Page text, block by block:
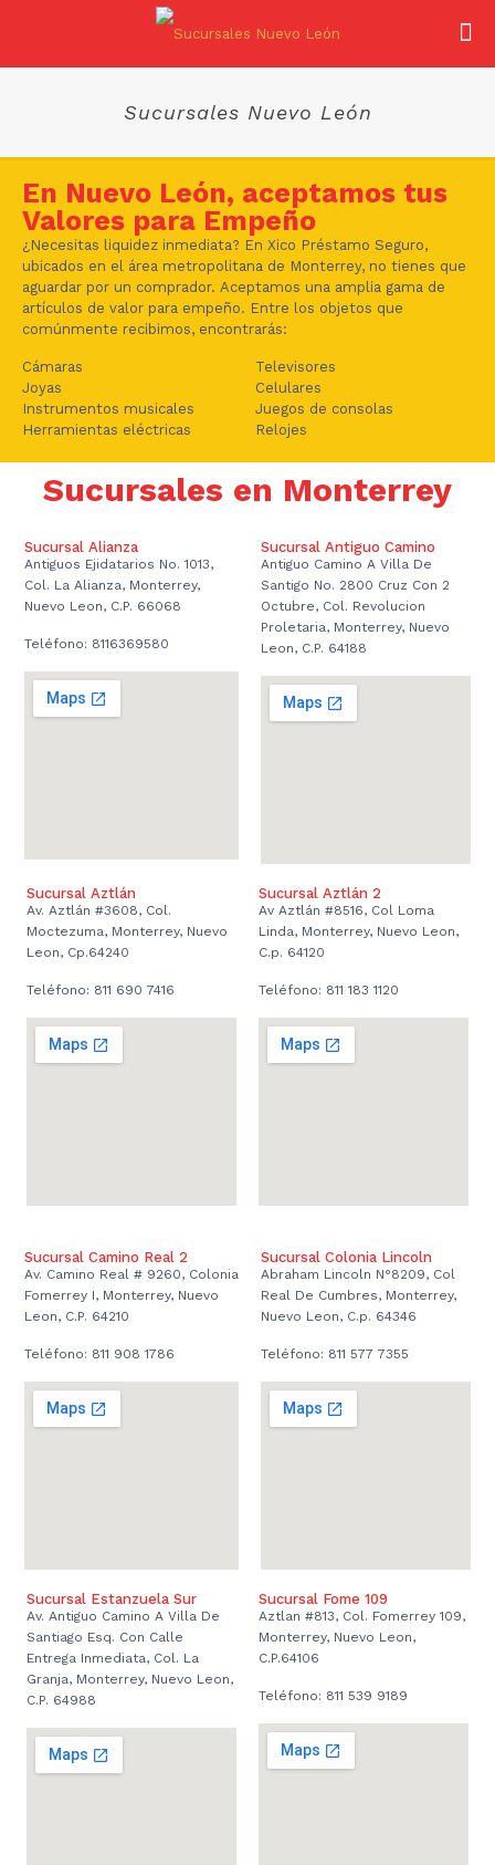
Sucursales Nuevo León
En Nuevo León, aceptamos tus
Valores para Empeño
¿Necesitas liquidez inmediata? En Xico Préstamo Seguro,
ubicados en el área metropolitana de Monterrey, no tienes que
aguardar por un comprador. Aceptamos una amplia gama de
artículos de valor para empeño. Entre los objetos que
comúnmente recibimos, encontrarás:
Cámaras
Joyas
Instrumentos musicales
Herramientas eléctricas
Televisores
Celulares
Juegos de consolas
Relojes
Sucursales en Monterrey
Sucursal Alianza
Antiguos Ejidatarios No. 1013,
Col. La Alianza, Monterrey,
Nuevo Leon, C.P. 66068
Teléfono: 8116369580
Sucursal Antiguo Camino
Antiguo Camino A Villa De
Santigo No. 2800 Cruz Con 2
Octubre, Col. Revolucion
Proletaria, Monterrey, Nuevo
Leon, C.P. 64188
Sucursal Aztlán
Av. Aztlán #3608, Col.
Moctezuma, Monterrey, Nuevo
Leon, Cp.64240
Teléfono: 811 690 7416
Sucursal Aztlán 2
Av Aztlán #8516, Col Loma
Linda, Monterrey, Nuevo Leon,
C.p. 64120
Teléfono: 811 183 1120
Sucursal Camino Real 2
Av. Camino Real # 9260, Colonia
Fomerrey I, Monterrey, Nuevo
Leon, C.P. 64210
Teléfono: 811 908 1786
Sucursal Colonia Lincoln
Abraham Lincoln N°8209, Col
Real De Cumbres, Monterrey,
Nuevo Leon, C.p. 64346
Teléfono: 811 577 7355
Sucursal Estanzuela Sur
Av. Antiguo Camino A Villa De
Santiago Esq. Con Calle
Entrega Inmediata, Col. La
Granja, Monterrey, Nuevo Leon,
C.P. 64988
Sucursal Fome 109
Aztlan #813, Col. Fomerrey 109,
Monterrey, Nuevo Leon,
C.P.64106
Teléfono: 811 539 9189